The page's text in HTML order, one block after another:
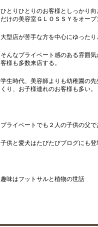
ひとりひとりのお客様としっかり
だけの美容室ＧＬＯＳＳＹをオープ
大型店が苦手な方を中心にゆった
そんなプライベート感のある雰囲
客様も多数来店する。
学生時代、美容師よりも幼稚園の
くり、お子様連れのお客様も多い。
プライベートでも２人の子供の父
子供と愛犬はたびたびブログにも登
趣味はフットサルと植物の世話